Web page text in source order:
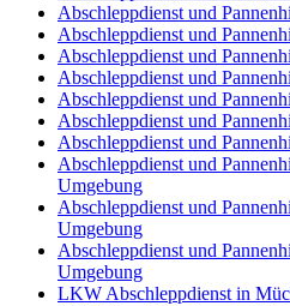
Abschleppdienst und
Abschleppdienst und
Abschleppdienst und
Abschleppdienst und
Abschleppdienst und
Abschleppdienst und
Abschleppdienst und
Abschleppdienst und
Umgebung
Abschleppdienst und
Umgebung
Abschleppdienst und
Umgebung
LKW Abschleppdienst in